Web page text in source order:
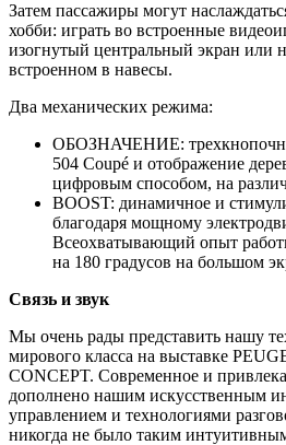
Затем пассажиры могут
хобби: играть во встроенные
изогнутый центральный экран или
встроенном в навесы.
Два механических режима:
ОБОЗНАЧЕНИЕ:
504 Coupé и отображение
цифровым способом, на
BOOST: динамичное и
благодаря мощному
Всеохватывающий опыт
на 180 градусов на большом
Связь и звук
Мы очень рады представить нашу
мирового класса на выставке
CONCEPT. Современное и
дополнено нашим искусственным
управлением и технологиями
никогда не было таким